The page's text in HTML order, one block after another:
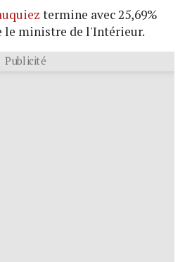
termine avec 25,69%
le ministre de l'Intérieur.
Publicité